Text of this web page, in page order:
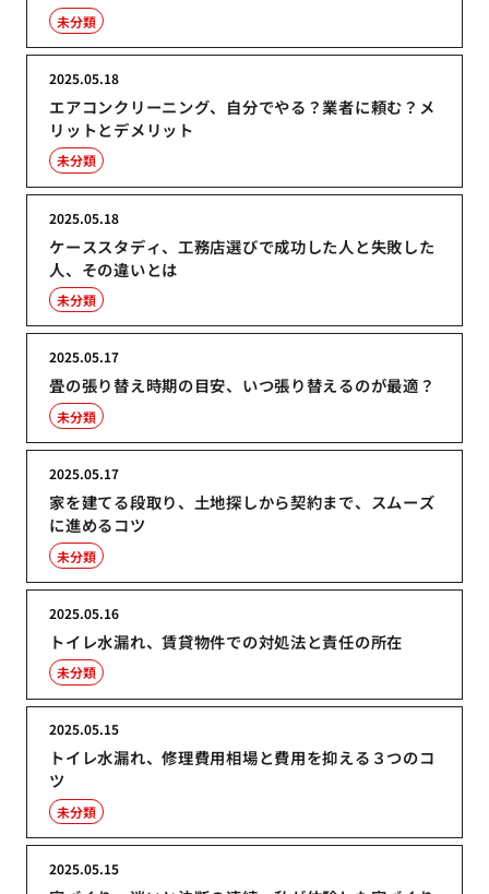
未分類
エアコンクリーニング、自分でやる？業者に頼む？メ
リットとデメリット
2025.05.18
未分類
ケーススタディ、工務店選びで成功した人と失敗した
人、その違いとは
2025.05.18
未分類
畳の張り替え時期の目安、いつ張り替えるのが最適？
2025.05.17
未分類
家を建てる段取り、土地探しから契約まで、スムーズ
に進めるコツ
2025.05.17
未分類
トイレ水漏れ、賃貸物件での対処法と責任の所在
2025.05.16
未分類
トイレ水漏れ、修理費用相場と費用を抑える３つのコ
ツ
2025.05.15
未分類
2025.05.15